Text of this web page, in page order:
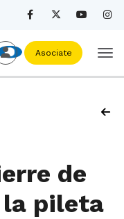
Asociate
de
la pileta